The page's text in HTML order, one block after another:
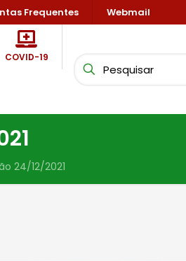
Frequentes Webmail
COVID-19
24/12/2021